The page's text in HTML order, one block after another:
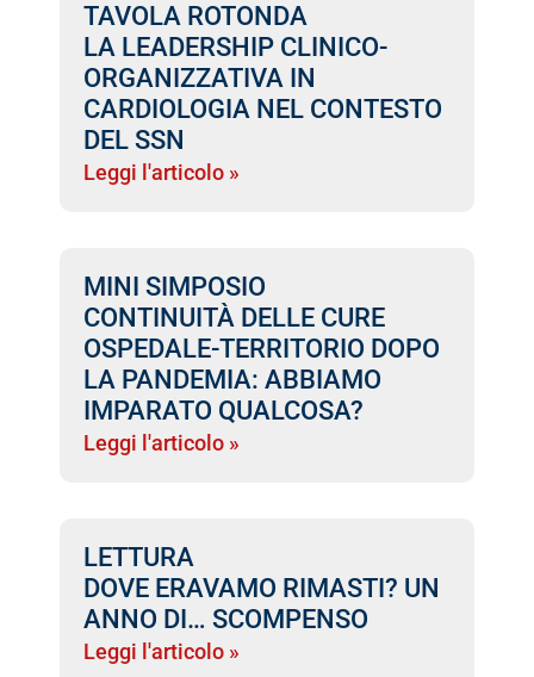
TAVOLA ROTONDA
LA LEADERSHIP CLINICO-
ORGANIZZATIVA IN
CARDIOLOGIA NEL CONTESTO
DEL SSN
Leggi l'articolo »
MINI SIMPOSIO
CONTINUITÀ DELLE CURE
OSPEDALE-TERRITORIO DOPO
LA PANDEMIA: ABBIAMO
IMPARATO QUALCOSA?
Leggi l'articolo »
LETTURA
DOVE ERAVAMO RIMASTI? UN
ANNO DI… SCOMPENSO
Leggi l'articolo »